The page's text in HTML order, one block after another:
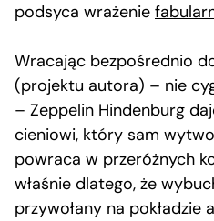
podsyca wrażenie
Wracając bezpośrednio
(projektu autora) – nie
– Zeppelin Hindenburg
cieniowi, który sam
powraca w przeróżnych
właśnie dlatego, że
przywołany na